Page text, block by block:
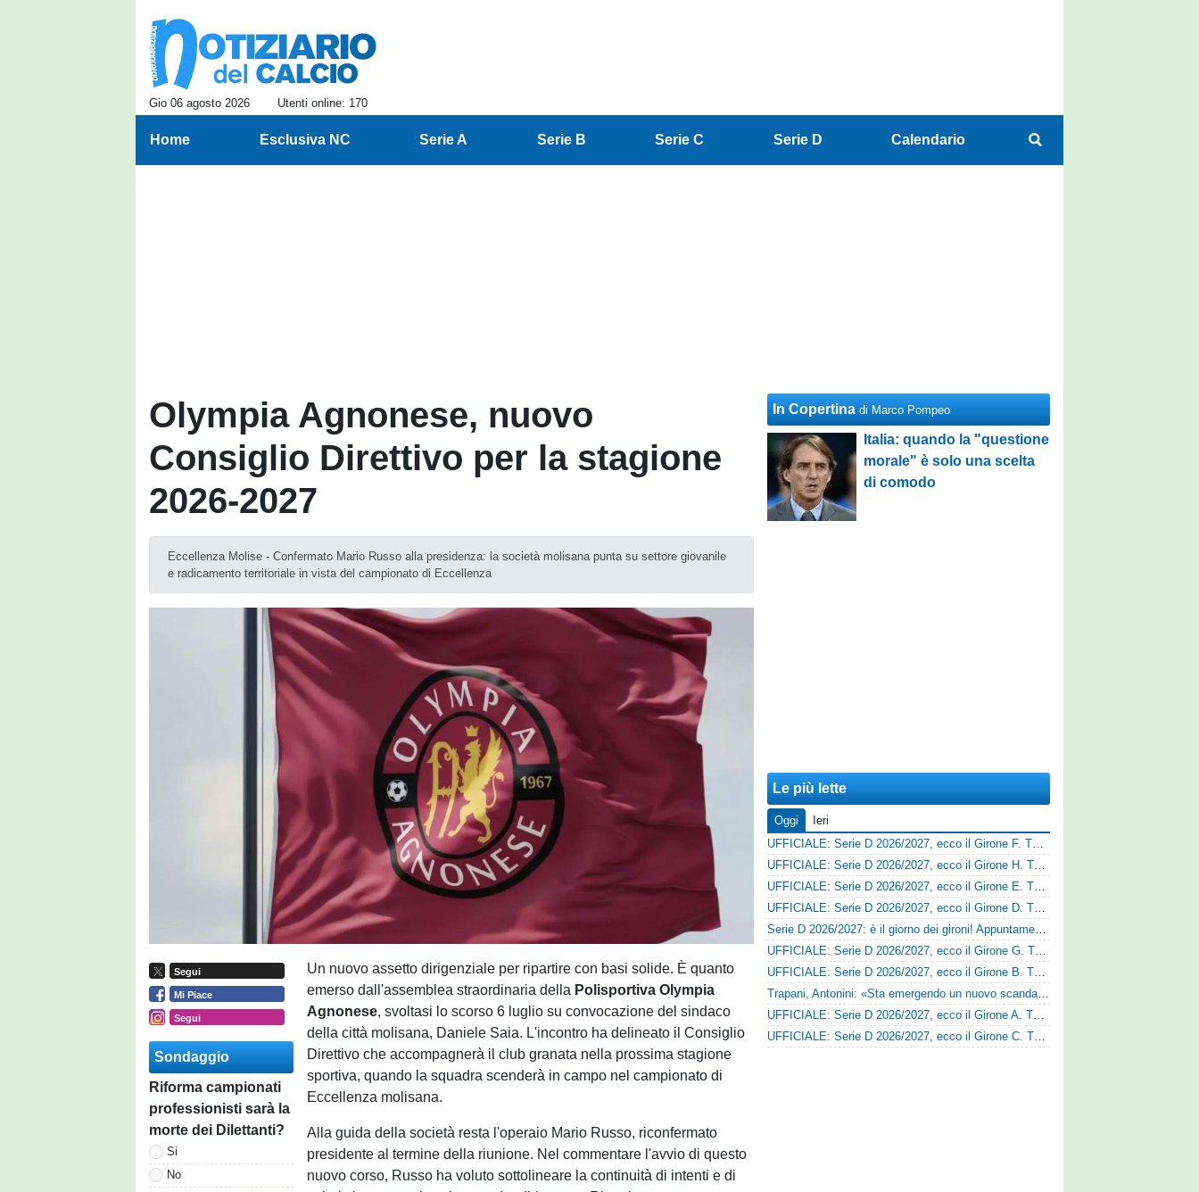
Gio 06 agosto 2026 Utenti online: 170
Home Esclusiva NC Serie A Serie B Serie C Serie D Calendario
Olympia Agnonese, nuovo
Consiglio Direttivo per la stagione
2026-2027
Eccellenza Molise - Confermato Mario Russo alla presidenza: la società molisana punta su settore giovanile
e radicamento territoriale in vista del campionato di Eccellenza
Segui
Mi Piace
Segui
Sondaggio
Riforma campionati
professionisti sarà la
morte dei Dilettanti?
Si
No
Un nuovo assetto dirigenziale per ripartire con basi solide. È quanto
emerso dall'assemblea straordinaria della Polisportiva Olympia
Agnonese, svoltasi lo scorso 6 luglio su convocazione del sindaco
della città molisana, Daniele Saia. L'incontro ha delineato il Consiglio
Direttivo che accompagnerà il club granata nella prossima stagione
sportiva, quando la squadra scenderà in campo nel campionato di
Eccellenza molisana.
Alla guida della società resta l'operaio Mario Russo, riconfermato
presidente al termine della riunione. Nel commentare l'avvio di questo
nuovo corso, Russo ha voluto sottolineare la continuità di intenti e di
In Copertina di Marco Pompeo
Italia: quando la "questione
morale" è solo una scelta
di comodo
Le più lette
Oggi
Ieri
UFFICIALE: Serie D 2026/2027, ecco il Girone F. Tutte le squadre
UFFICIALE: Serie D 2026/2027, ecco il Girone H. Tutte le squadre
UFFICIALE: Serie D 2026/2027, ecco il Girone E. Tutte le squadre
UFFICIALE: Serie D 2026/2027, ecco il Girone D. Tutte le squadre
Serie D 2026/2027: è il giorno dei gironi! Appuntamento fissato
UFFICIALE: Serie D 2026/2027, ecco il Girone G. Tutte le squadre
UFFICIALE: Serie D 2026/2027, ecco il Girone B. Tutte le squadre
Trapani, Antonini: «Sta emergendo un nuovo scandalo»
UFFICIALE: Serie D 2026/2027, ecco il Girone A. Tutte le squadre
UFFICIALE: Serie D 2026/2027, ecco il Girone C. Tutte le squadre